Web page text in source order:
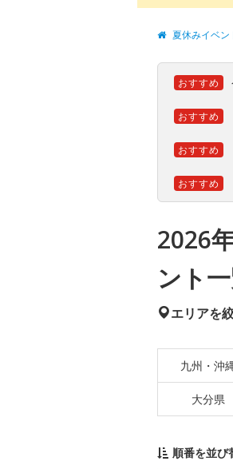
夏休みイベ
おすすめ
おすすめ
おすすめ
おすすめ
2026
ント
エリアを
九州・沖
大分県
順番を並び